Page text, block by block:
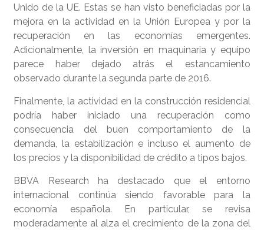
Unido de la UE. Estas se han visto beneficiadas por la
mejora en la actividad en la Unión Europea y por la
recuperación en las economías emergentes.
Adicionalmente, la inversión en maquinaria y equipo
parece haber dejado atrás el estancamiento
observado durante la segunda parte de 2016.
Finalmente, la actividad en la construcción residencial
podría haber iniciado una recuperación como
consecuencia del buen comportamiento de la
demanda, la estabilización e incluso el aumento de
los precios y la disponibilidad de crédito a tipos bajos.
BBVA Research ha destacado que el entorno
internacional continúa siendo favorable para la
economía española. En particular, se revisa
moderadamente al alza el crecimiento de la zona del